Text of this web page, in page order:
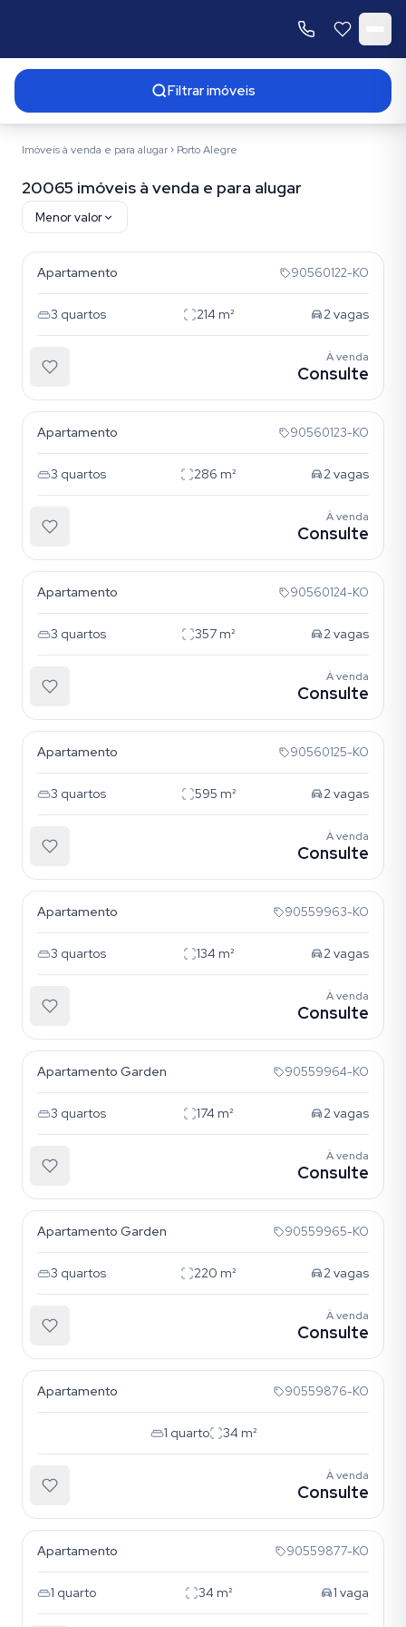
Filtrar imóveis
Imóveis à venda e para alugar Porto Alegre
20065 imóveis à venda e para alugar
Menor valor
Resultados da busca
Menino Deus
Apartamento 90560122-KO
3 quartos 214 m² 2vagas
À venda
Consulte
Apartamento 90560123-KO
3 quartos 286 m² 2vagas
À venda
Consulte
Apartamento 90560124-KO
3 quartos 357 m² 2vagas
À venda
Consulte
Apartamento 90560125-KO
3 quartos 595 m² 2vagas
À venda
Consulte
Apartamento 90559963-KO
3 quartos 134 m² 2vagas
À venda
Consulte
Apartamento Garden 90559964-KO
3 quartos 174 m² 2vagas
À venda
Consulte
Apartamento Garden 90559965-KO
3 quartos 220 m² 2vagas
À venda
Consulte
Apartamento 90559876-KO
1 quarto 34 m²
À venda
Consulte
Apartamento 90559877-KO
1 quarto 34 m² 1 vaga